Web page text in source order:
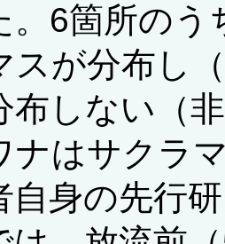
。6箇所のう
スが分布し
布しない（
ナはサクラ
自身の先行